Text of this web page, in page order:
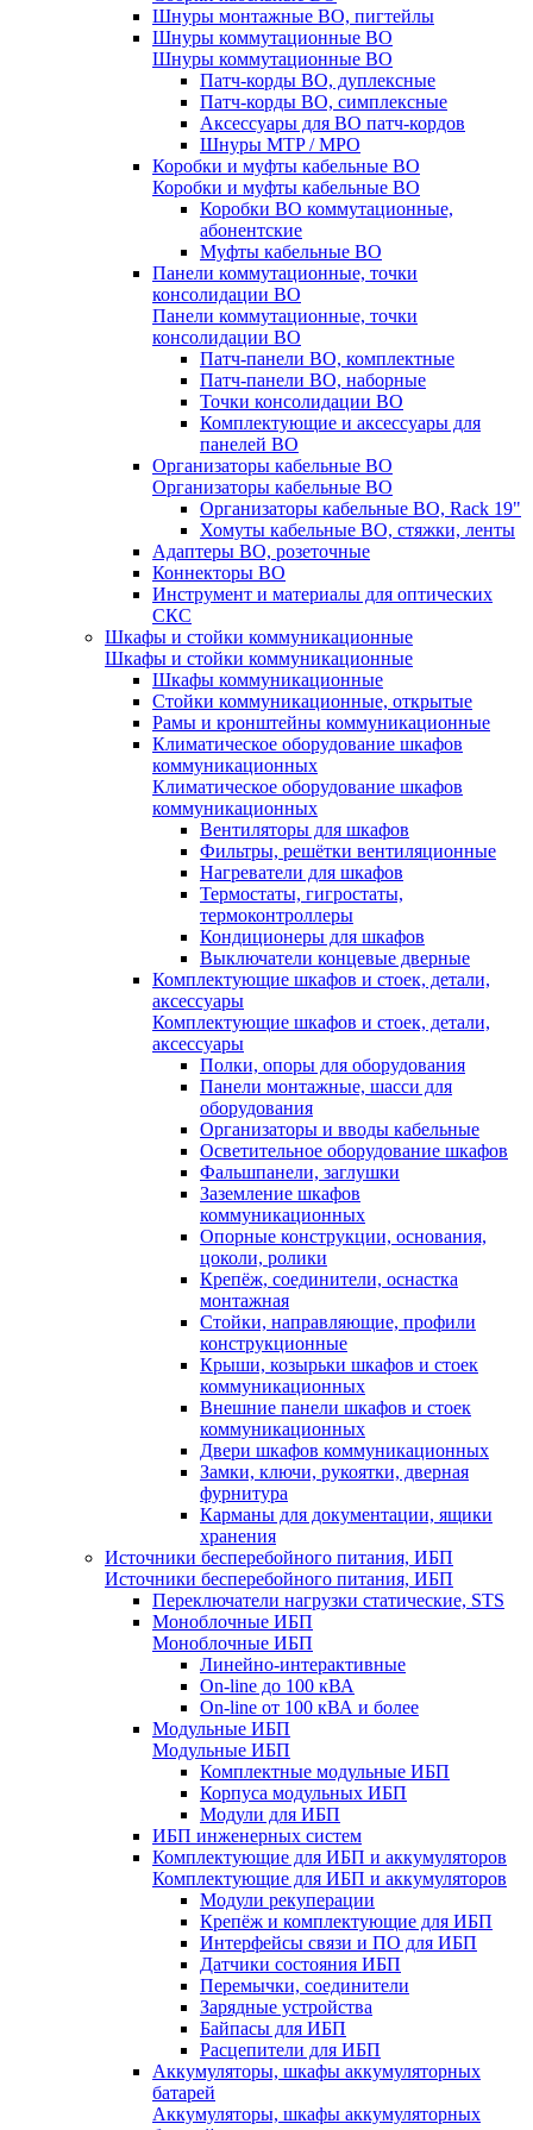
Шнуры монтажные ВО, пигтейлы
Шнуры коммутационные ВО
Шнуры коммутационные ВО
Патч-корды ВО, дуплексные
Патч-корды ВО, симплексные
Аксессуары для ВО патч-кордов
Шнуры MTP / MPO
Коробки и муфты кабельные ВО
Коробки и муфты кабельные ВО
Коробки ВО коммутационные,
абонентские
Муфты кабельные ВО
Панели коммутационные, точки
консолидации ВО
Панели коммутационные, точки
консолидации ВО
Патч-панели ВО, комплектные
Патч-панели ВО, наборные
Точки консолидации ВО
Комплектующие и аксессуары для
панелей ВО
Организаторы кабельные ВО
Организаторы кабельные ВО
Организаторы кабельные ВО, Rack 19"
Хомуты кабельные ВО, стяжки, ленты
Адаптеры ВО, розеточные
Коннекторы ВО
Инструмент и материалы для оптических
СКС
Шкафы и стойки коммуникационные
Шкафы и стойки коммуникационные
Шкафы коммуникационные
Стойки коммуникационные, открытые
Рамы и кронштейны коммуникационные
Климатическое оборудование шкафов
коммуникационных
Климатическое оборудование шкафов
коммуникационных
Вентиляторы для шкафов
Фильтры, решётки вентиляционные
Нагреватели для шкафов
Термостаты, гигростаты,
термоконтроллеры
Кондиционеры для шкафов
Выключатели концевые дверные
Комплектующие шкафов и стоек, детали,
аксессуары
Комплектующие шкафов и стоек, детали,
аксессуары
Полки, опоры для оборудования
Панели монтажные, шасси для
оборудования
Организаторы и вводы кабельные
Осветительное оборудование шкафов
Фальшпанели, заглушки
Заземление шкафов
коммуникационных
Опорные конструкции, основания,
цоколи, ролики
Крепёж, соединители, оснастка
монтажная
Стойки, направляющие, профили
конструкционные
Крыши, козырьки шкафов и стоек
коммуникационных
Внешние панели шкафов и стоек
коммуникационных
Двери шкафов коммуникационных
Замки, ключи, рукоятки, дверная
фурнитура
Карманы для документации, ящики
хранения
Источники бесперебойного питания, ИБП
Источники бесперебойного питания, ИБП
Переключатели нагрузки статические, STS
Моноблочные ИБП
Моноблочные ИБП
Линейно-интерактивные
On-line до 100 кВА
On-line от 100 кВА и более
Модульные ИБП
Модульные ИБП
Комплектные модульные ИБП
Корпуса модульных ИБП
Модули для ИБП
ИБП инженерных систем
Комплектующие для ИБП и аккумуляторов
Комплектующие для ИБП и аккумуляторов
Модули рекуперации
Крепёж и комплектующие для ИБП
Интерфейсы связи и ПО для ИБП
Датчики состояния ИБП
Перемычки, соединители
Зарядные устройства
Байпасы для ИБП
Расцепители для ИБП
Аккумуляторы, шкафы аккумуляторных
батарей
Аккумуляторы, шкафы аккумуляторных